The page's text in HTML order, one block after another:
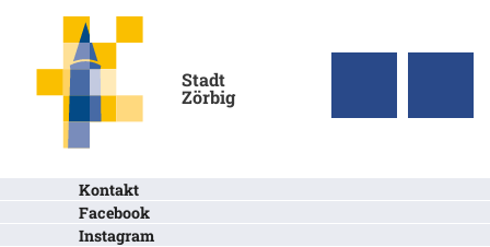
Stadt
Zörbig
Kontakt
Facebook
Instagram